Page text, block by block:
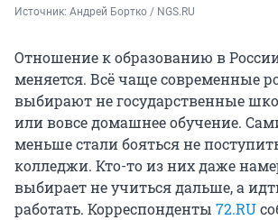
Источник: Андрей Бортко / NGS.RU
Отношение к образованию в
меняется. Всё чаще современные
выбирают не государственные
или вовсе домашнее обучение.
меньше стали бояться не
колледжи. Кто-то из них даже
выбирает не учиться дальше, а
работать. Корреспонденты 72.RU